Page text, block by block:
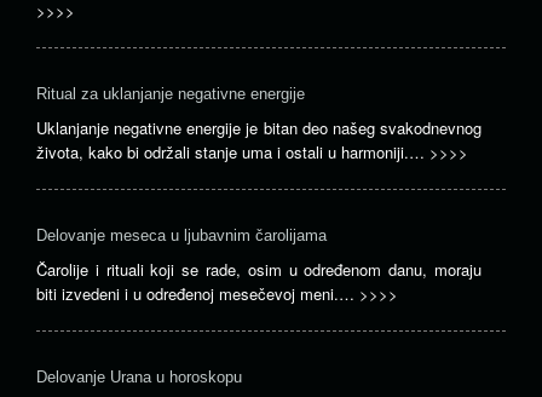
>>>>
Ritual za uklanjanje negativne energije
Uklanjanje negativne energije je bitan deo našeg svakodnevnog
života, kako bi održali stanje uma i ostali u harmoniji.… >>>>
Delovanje meseca u ljubavnim čarolijama
Čarolije i rituali koji se rade, osim u određenom danu, moraju
biti izvedeni i u određenoj mesečevoj meni.… >>>>
Delovanje Urana u horoskopu